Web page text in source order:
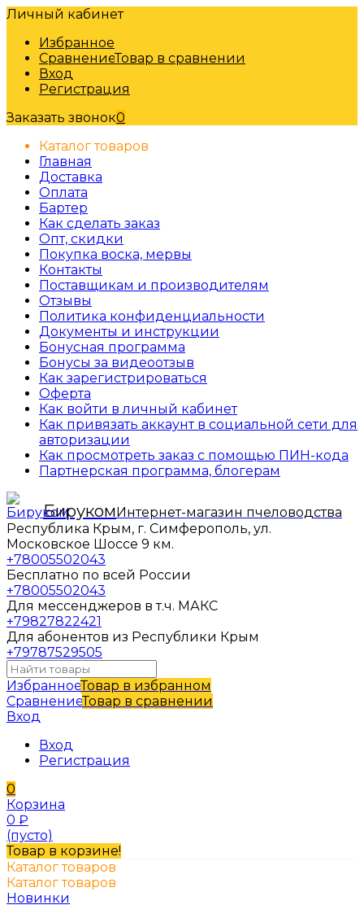
Личный кабинет
Избранное
СравнениеТовар в сравнении
Вход
Регистрация
Заказать звонок0
Каталог товаров
Главная
Доставка
Оплата
Бартер
Как сделать заказ
Опт, скидки
Покупка воска, мервы
Контакты
Поставщикам и производителям
Отзывы
Политика конфиденциальности
Документы и инструкции
Бонусная программа
Бонусы за видеоотзыв
Как зарегистрироваться
Оферта
Как войти в личный кабинет
Как привязать аккаунт в социальной сети для
авторизации
Как просмотреть заказ с помощью ПИН-кода
Партнерская программа, блогерам
БирукомИнтернет-магазин пчеловодства
Республика Крым, г. Симферополь, ул.
Московское Шоссе 9 км.
+78005502043
Бесплатно по всей России
+78005502043
Для мессенджеров в т.ч. МАКС
+79827822421
Для абонентов из Республики Крым
+79787529505
ИзбранноеТовар в избранном
СравнениеТовар в сравнении
Вход
Вход
Регистрация
0
Корзина
0 ₽
(пусто)
Товар в корзине!
Каталог товаров
Каталог товаров
Новинки